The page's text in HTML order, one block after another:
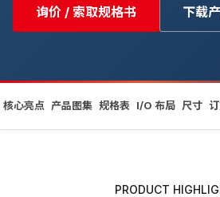
询价 / 索取规格书 下载
核心亮点 产品图集 规格表 I/O 布局 尺寸
PRODUCT